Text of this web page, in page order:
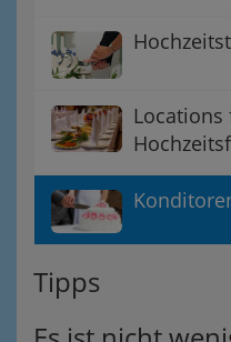
Locations
Tipps